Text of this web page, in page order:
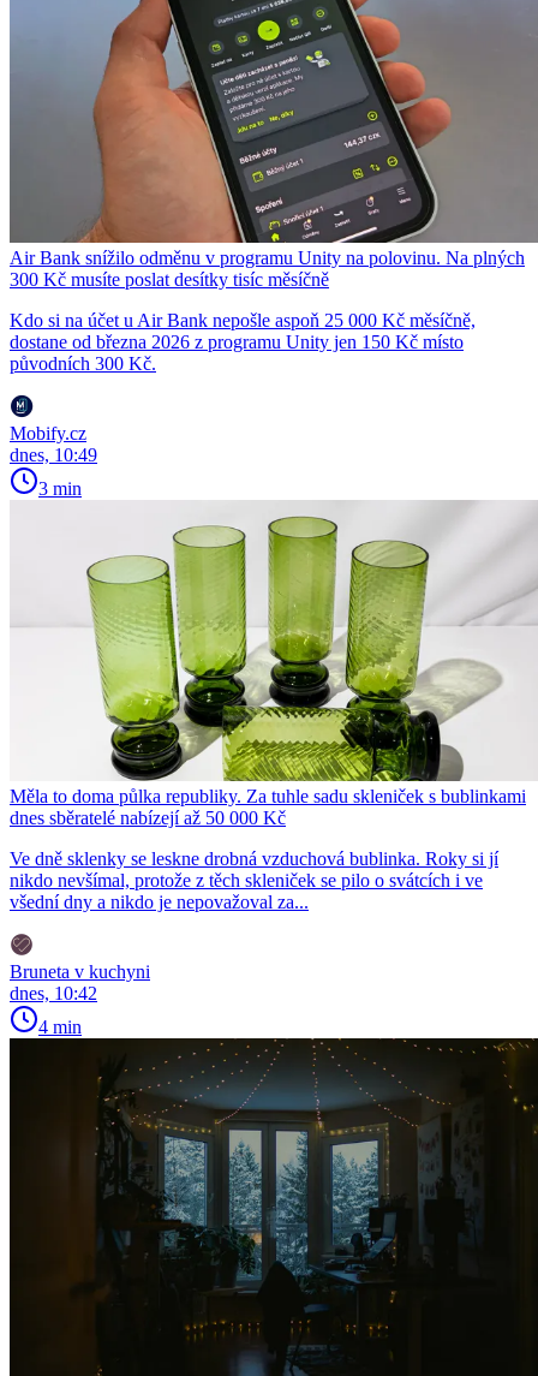
Air Bank snížilo odměnu v programu Unity na polovinu. Na plných
300 Kč musíte poslat desítky tisíc měsíčně
Kdo si na účet u Air Bank nepošle aspoň 25 000 Kč měsíčně,
dostane od března 2026 z programu Unity jen 150 Kč místo
původních 300 Kč.
Mobify.cz
dnes, 10:49
3 min
Měla to doma půlka republiky. Za tuhle sadu skleniček s bublinkami
dnes sběratelé nabízejí až 50 000 Kč
Ve dně sklenky se leskne drobná vzduchová bublinka. Roky si jí
nikdo nevšímal, protože z těch skleniček se pilo o svátcích i ve
všední dny a nikdo je nepovažoval za...
Bruneta v kuchyni
dnes, 10:42
4 min